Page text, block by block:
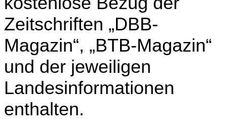
Zeitschriften „DBB-
Magazin“, „BTB-Magazin“
und der jeweiligen
Landesinformationen
enthalten.